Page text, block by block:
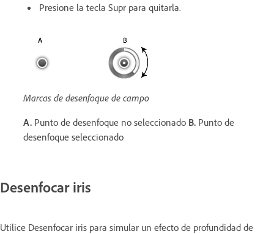
Presione la tecla Supr para quitarla.
Marcas de desenfoque de campo
A. Punto de desenfoque no seleccionado B. Punto de
desenfoque seleccionado
Desenfocar iris
Utilice Desenfocar iris para simular un efecto de profundidad de